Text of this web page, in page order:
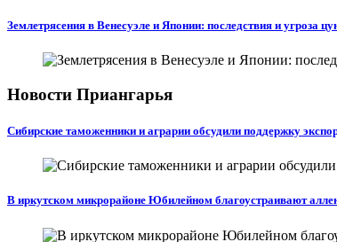
Землетрясения в Венесуэле и Японии: последствия и угроза
Новости Приангарья
Сибирские таможенники и аграрии обсудили поддержку
В иркутском микрорайоне Юбилейном благоустраивают